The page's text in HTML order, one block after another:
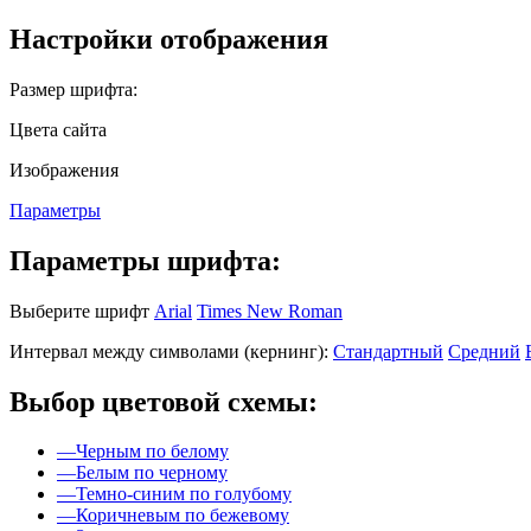
Настройки отображения
Размер шрифта:
Цвета сайта
Изображения
Параметры
Параметры шрифта:
Выберите шрифт Arial Times New Roman
Интервал между символами (кернинг): Стандартный Средний
Выбор цветовой схемы:
—Черным по белому
—Белым по черному
—Темно-синим по голубому
—Коричневым по бежевому